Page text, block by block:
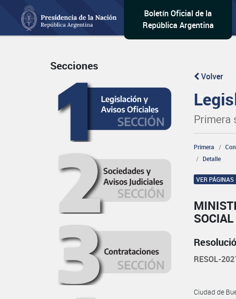
Boletín Oficial de la
República Argentina
Secciones
Volver
Primera
Primera
Detalle
VER
RESOL-
Ciudad de